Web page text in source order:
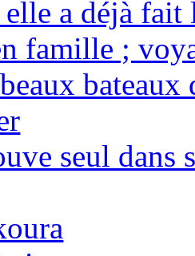
a déjà
famille ;
bateaux
seul dans